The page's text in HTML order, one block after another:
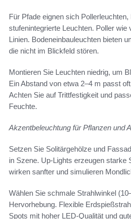
Für Pfade eignen sich
stufenintegrierte Leuchten. Poller wie
Linien. Bodeneinbauleuchten bieten
die nicht im Blickfeld stören.
Montieren Sie Leuchten niedrig, um
Ein Abstand von etwa 2–4 m passt
Achten Sie auf Trittfestigkeit und
Feuchte.
Akzentbeleuchtung für Pflanzen und
Setzen Sie Solitärgehölze und
in Szene. Up-Lights erzeugen starke
wirken sanfter und simulieren
Wählen Sie schmale Strahlwinkel
Hervorhebung. Flexible
Spots mit hoher LED-Qualität und